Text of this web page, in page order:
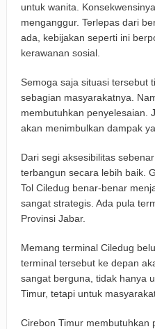
untuk wanita.
menganggur. Terlepas dari
ada, kebijakan seperti ini
kerawanan sosial.
Semoga saja situasi tersebut
sebagian masyarakatnya.
membutuhkan penyelesaian.
akan menimbulkan dampak
Dari segi aksesibilitas
terbangun secara lebih baik.
Tol Ciledug benar-benar
sangat strategis. Ada pula
Provinsi Jabar.
Memang terminal Ciledug
terminal tersebut ke depan
sangat berguna, tidak hanya
Timur, tetapi untuk
Cirebon Timur membutuhkan